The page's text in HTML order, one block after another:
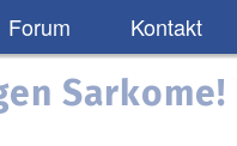
Forum Kontakt
Sarkome!